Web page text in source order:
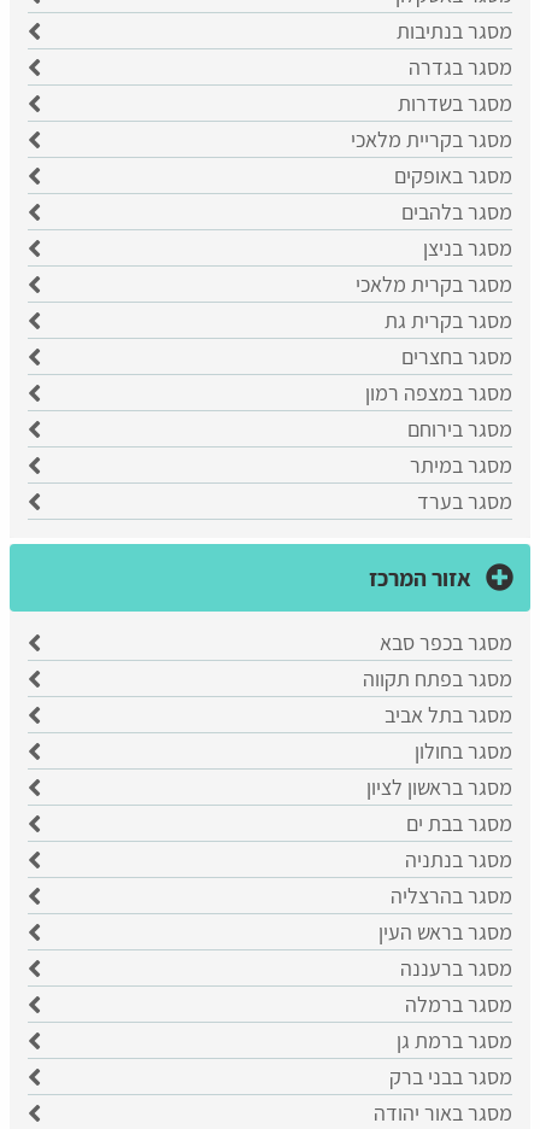
מסגר בנתיבות
מסגר בגדרה
מסגר בשדרות
מסגר בקריית מלאכי
מסגר באופקים
מסגר בלהבים
מסגר בניצן
מסגר בקרית מלאכי
מסגר בקרית גת
מסגר בחצרים
מסגר במצפה רמון
מסגר בירוחם
מסגר במיתר
מסגר בערד
אזור המרכז
מסגר בכפר סבא
​מסגר בפתח תקווה
​מסגר בתל אביב
מסגר בחולון
מסגר בראשון לציון
​מסגר בבת ים
​מסגר בנתניה
מסגר בהרצליה
​מסגר בראש העין
מסגר ברעננה
מסגר ברמלה
מסגר ברמת גן
מסגר בבני ברק
מסגר באור יהודה